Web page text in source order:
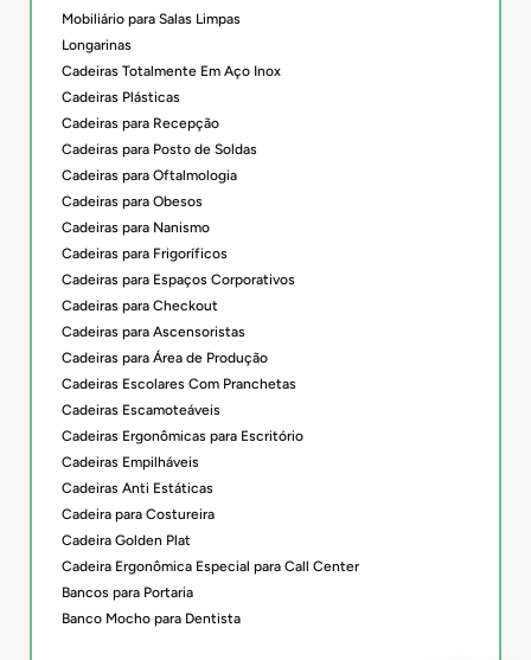
Mobiliário para Salas Limpas
Longarinas
Cadeiras Totalmente Em Aço Inox
Cadeiras Plásticas
Cadeiras para Recepção
Cadeiras para Posto de Soldas
Cadeiras para Oftalmologia
Cadeiras para Obesos
Cadeiras para Nanismo
Cadeiras para Frigoríficos
Cadeiras para Espaços Corporativos
Cadeiras para Checkout
Cadeiras para Ascensoristas
Cadeiras para Área de Produção
Cadeiras Escolares Com Pranchetas
Cadeiras Escamoteáveis
Cadeiras Ergonômicas para Escritório
Cadeiras Empilháveis
Cadeiras Anti Estáticas
Cadeira para Costureira
Cadeira Golden Plat
Cadeira Ergonômica Especial para Call Center
Bancos para Portaria
Banco Mocho para Dentista